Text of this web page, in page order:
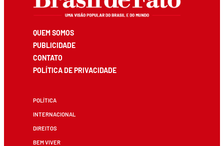
QUEM SOMOS
PUBLICIDADE
CONTATO
POLÍTICA DE PRIVACIDADE
POLÍTICA
INTERNACIONAL
DIREITOS
BEM VIVER